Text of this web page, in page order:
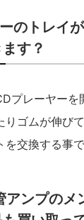
のトレイ
す？
プレーヤー
りゴムが伸び
を交換する事
アンプの